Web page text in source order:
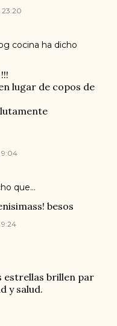
23:20
cocina ha dicho
lugar de copos de
9:04
que…
besos
9:24
estrellas brillen par
y salud.